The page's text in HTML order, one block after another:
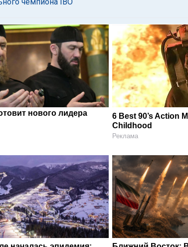
нового лидера
6 Best 90’s Action
Childhood
Реклама